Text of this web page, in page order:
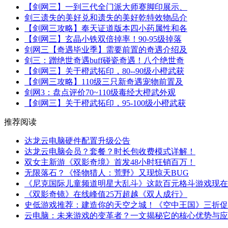
【剑网三】一到三代全门派大师赛脚印展示、
剑三遗失的美好兑和遗失的美好乾特效物品介
【剑网三攻略】奉天证道版本四小药属性和各
【剑网三】玄晶小铁双倍掉率！90-95级掉落
剑网三【奇遇毕业季】需要前置的奇遇介绍及
剑三：蹭绝世奇遇buff碰瓷奇遇！八个绝世奇
【剑网三】关于橙武拓印，80--90级小橙武获
【剑网三攻略】110级三只新奇遇宠物前置及
剑网3：盘点评价70~110级毒经大橙武外观
【剑网三】关于橙武拓印，95-100级小橙武获
推荐阅读
达龙云电脑硬件配置升级公告
达龙云电脑会员？套餐？时长包收费模式详解！
双女主新游《双影奇境》首发48小时狂销百万！
无限落石？《怪物猎人：荒野》又现惊天BUG
《尼克国际儿童频道明星大乱斗》这款百元格斗游戏现在
《双影奇镜》在线峰值25万超越《双人成行》
史低游戏推荐：建造你的天空之城！《空中王国》三折
云电脑：未来游戏的变革者？一文揭秘它的核心优势与